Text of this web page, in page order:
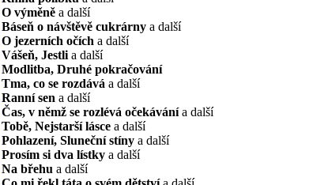
O výměně a další
Báseň o návštěvě cukrárny a další
O jezerních očích a další
Vášeň, Jestli a další
Modlitba, Druhé pokračování
Tma, co se rozdává a další
Ranní sen a další
Čas, v němž se rozlévá očekávánía další
Tobě, Nejstarší lásce a další
Pohlazení, Sluneční stíny a další
Prosím si dva lístky a další
Na břehu a další